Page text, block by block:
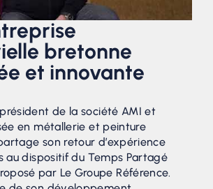
bretonne
et innovante
de la société AMI et
en métallerie et peinture
son retour d’expérience
au dispositif du Temps Partagé
par Le Groupe Référence.